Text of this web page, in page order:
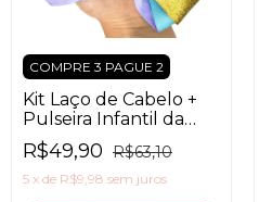
COMPRE 3 PAGUE 2
Kit Laço de Cabelo +
Pulseira Infantil da
Princesa Jasmine
R$49,90 R$63,10
5 x de R$9,98 sem juros